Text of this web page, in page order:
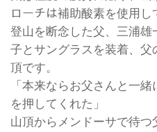
ローチは補助酸素を使用し
登山を断念した父、三浦
子とサングラスを装着、
頂です。
「本来ならお父さんと一
を押してくれた」
山頂からメンドーサで待